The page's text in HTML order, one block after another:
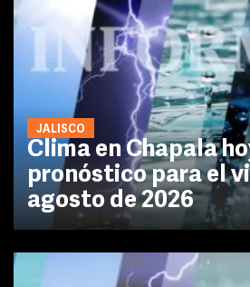
JALISCO
Clima en Chapala
pronóstico para el
agosto de 2026